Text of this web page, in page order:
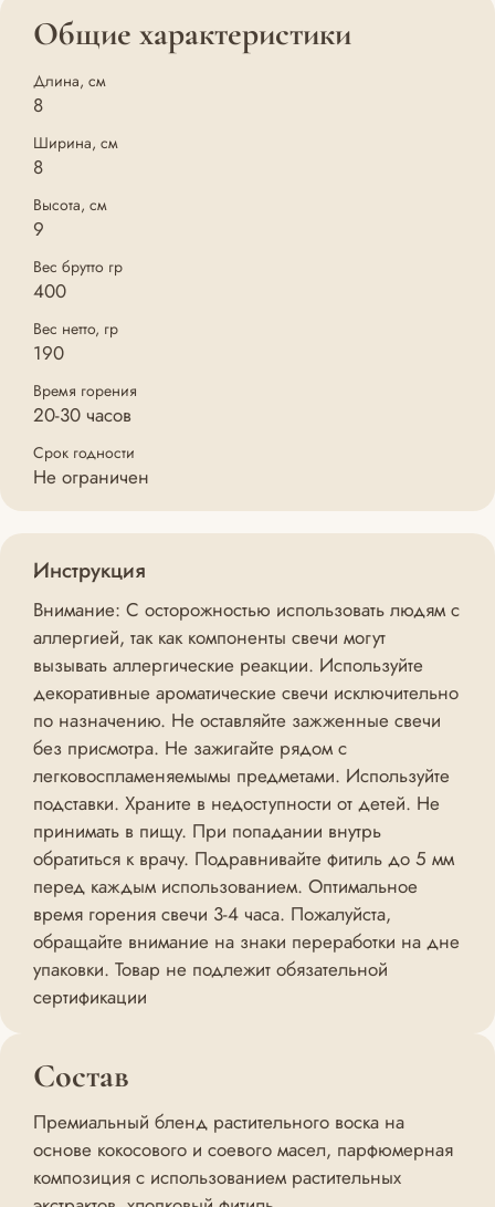
Состав
Премиальный бленд растительного воска на
основе кокосового и соевого масел, парфюмерная
композиция с использованием растительных
Общие характеристики
Длина, см
8
Ширина, см
8
Высота, см
9
Вес брутто гр
400
Вес нетто, гр
190
Время горения
20-30 часов
Срок годности
Не ограничен
Инструкция
Внимание: С осторожностью использовать людям с
аллергией, так как компоненты свечи могут
вызывать аллергические реакции. Используйте
декоративные ароматические свечи исключительно
по назначению. Не оставляйте зажженные свечи
без присмотра. Не зажигайте рядом с
легковоспламеняемымы предметами. Используйте
подставки. Храните в недоступности от детей. Не
принимать в пищу. При попадании внутрь
обратиться к врачу. Подравнивайте фитиль до 5 мм
перед каждым использованием. Оптимальное
время горения свечи 3-4 часа. Пожалуйста,
обращайте внимание на знаки переработки на дне
упаковки. Товар не подлежит обязательной
сертификации